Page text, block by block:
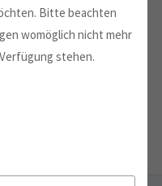
Bitte beachten
womöglich nicht mehr
stehen.